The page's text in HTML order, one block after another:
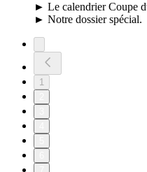
► Le calendrier Coupe
► Notre dossier spécial.
1